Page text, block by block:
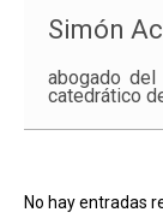
Simón
abogado
catedrático
No hay entradas